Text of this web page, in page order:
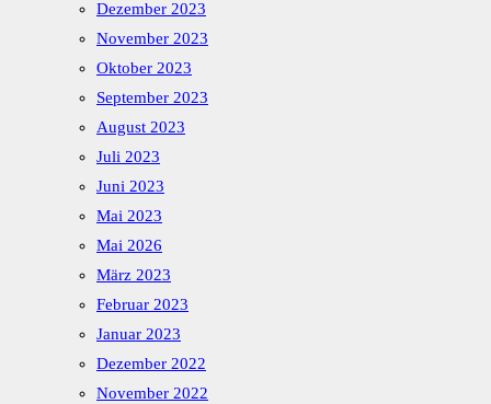
Dezember 2023
November 2023
Oktober 2023
September 2023
August 2023
Juli 2023
Juni 2023
Mai 2023
Mai 2026
März 2023
Februar 2023
Januar 2023
Dezember 2022
November 2022